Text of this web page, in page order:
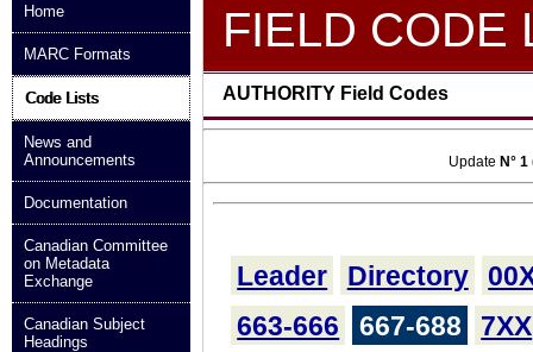
Home
MARC Formats
Code Lists
News and
Announcements
Documentation
Canadian Committee
on Metadata
Exchange
Canadian Subject
Headings
FIELD CODE
AUTHORITY Field Codes
Update N°
Leader Directory
663-666
667-688 7XX